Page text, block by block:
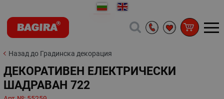
Назад до Градинска декорация
ДЕКОРАТИВЕН ЕЛЕКТРИЧЕСКИ
ШАДРАВАН 722